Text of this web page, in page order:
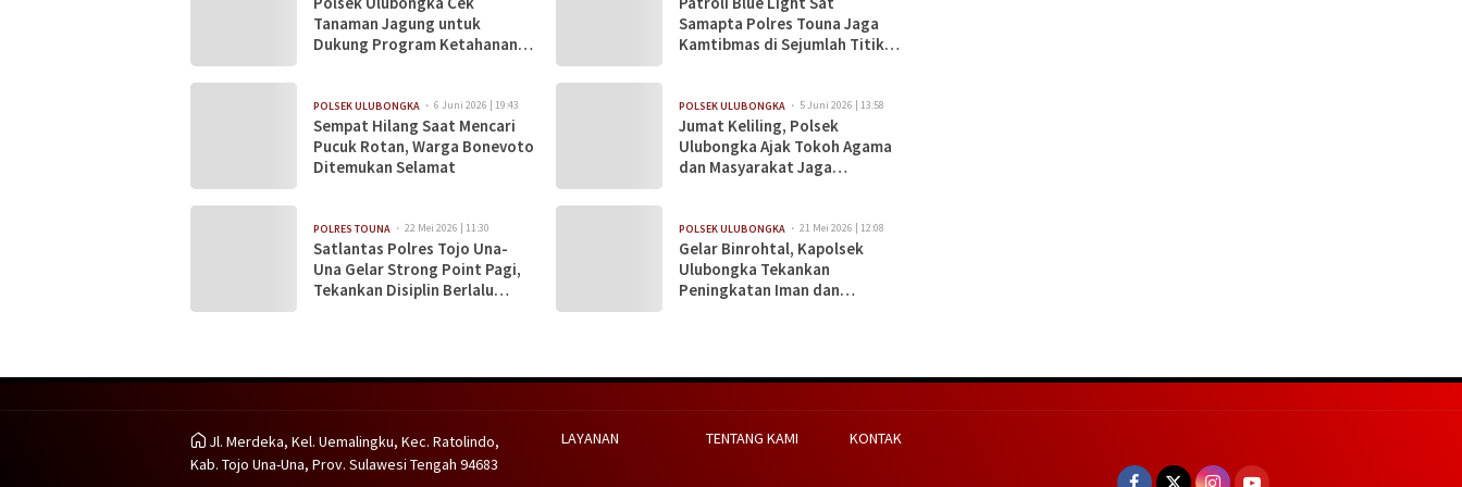
Tanaman Jagung untuk
Dukung Program Ketahanan
Samapta Polres Touna Jaga
Kamtibmas di Sejumlah Titik
POLSEK ULUBONGKA 6 Juni 2026 | 19:43
Sempat Hilang Saat Mencari
Pucuk Rotan, Warga Bonevoto
Ditemukan Selamat
POLSEK ULUBONGKA 5 Juni 2026 | 13:58
Jumat Keliling, Polsek
Ulubongka Ajak Tokoh Agama
dan Masyarakat Jaga
POLRES TOUNA 22 Mei 2026 | 11:30
Satlantas Polres Tojo Una-
Una Gelar Strong Point Pagi,
Tekankan Disiplin Berlalu
POLSEK ULUBONGKA 21 Mei 2026 | 12:08
Gelar Binrohtal, Kapolsek
Ulubongka Tekankan
Peningkatan Iman dan
Jl. Merdeka, Kel. Uemalingku, Kec. Ratolindo,
Kab. Tojo Una-Una, Prov. Sulawesi Tengah 94683
LAYANAN TENTANG KAMI KONTAK